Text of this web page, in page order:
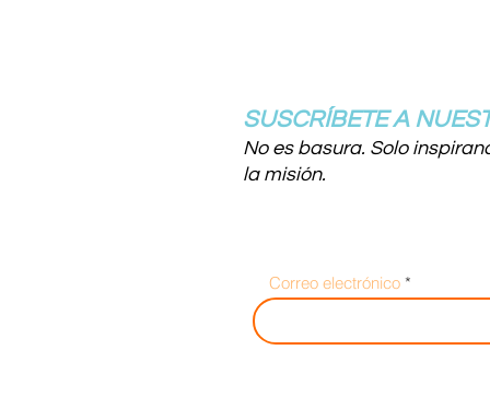
SUSCRÍBETE A
No es basura. Solo
la misión.
Correo electrónico